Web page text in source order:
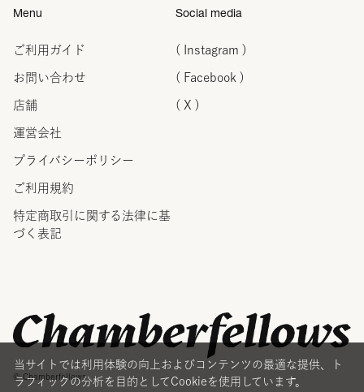
Menu
ご利用ガイド
お問い合わせ
店舗
運営会社
プライバシーポリシー
ご利用規約
特定商取引に関する法律に 基
づく表記
Social media
( Instagram )
( Facebook )
( X )
© Chamberfellows
当サイトでは利用体験の向上およびコンテンツの最適な提供、ト
ラフィックの分析を目的としてCookieを使用しています。